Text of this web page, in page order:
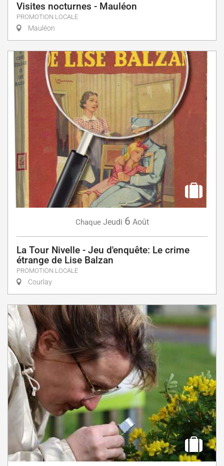
Visites nocturnes - Mauléon
PROMOTION LOCALE
Mauléon
Chaque Jeudi 6 Août
La Tour Nivelle - Jeu d'enquête: Le crime
étrange de Lise Balzan
PROMOTION LOCALE
Courlay